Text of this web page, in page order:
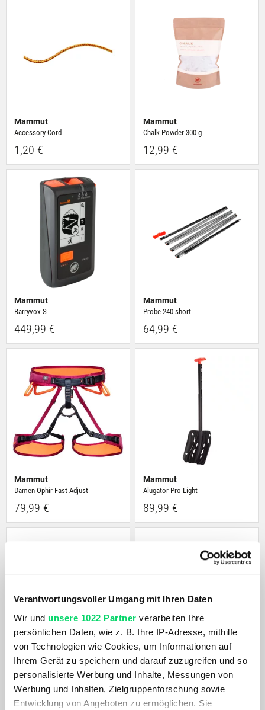
Verantwortungsvoller Umgang mit Ihren Daten
Wir und unsere 1022 Partner verarbeiten Ihre
persönlichen Daten, wie z. B. Ihre IP-Adresse, mithilfe
von Technologien wie Cookies, um Informationen auf
Ihrem Gerät zu speichern und darauf zuzugreifen und so
personalisierte Werbung und Inhalte, Messungen von
Werbung und Inhalten, Zielgruppenforschung sowie
Entwicklung von Angeboten zu ermöglichen. Sie
Mammut
Accessory Cord
1,20 €
Mammut
Chalk Powder 300 g
12,99 €
Mammut
Barryvox S
449,99 €
Mammut
Probe 240 short
64,99 €
Mammut
Damen Ophir Fast Adjust
79,99 €
Mammut
Alugator Pro Light
89,99 €
Mammut
Damen Orphir 3 Slide
79,99 €
Mammut
Alugator Light
79,99 €